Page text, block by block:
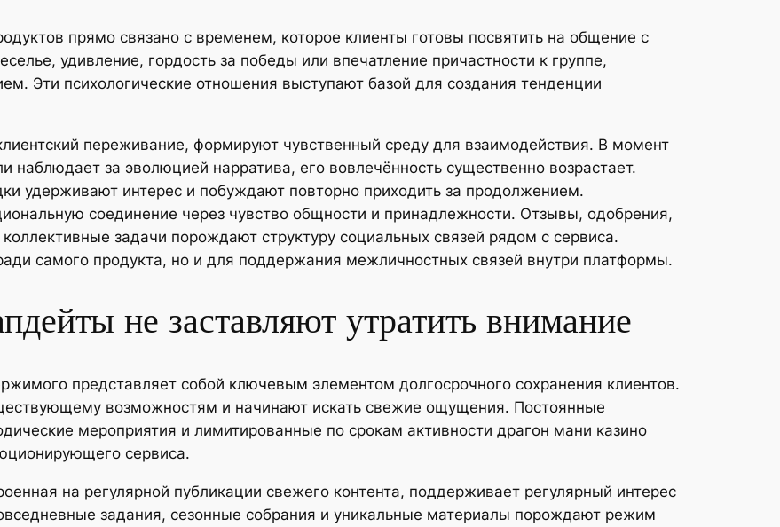
прямо связано с временем, которое клиенты готовы посвятить на общение с
удивление, гордость за победы или впечатление причастности к группе,
Эти психологические отношения выступают базой для создания тенденции
переживание, формируют чувственный среду для взаимодействия. В момент
наблюдает за эволюцией нарратива, его вовлечённость существенно возрастает.
удерживают интерес и побуждают повторно приходить за продолжением.
соединение через чувство общности и принадлежности. Отзывы, одобрения,
задачи порождают структуру социальных связей рядом с сервиса.
самого продукта, но и для поддержания межличностных связей внутри платформы.
не заставляют утратить внимание
представляет собой ключевым элементом долгосрочного сохранения клиентов.
возможностям и начинают искать свежие ощущения. Постоянные
мероприятия и лимитированные по срокам активности драгон мани казино
сервиса.
на регулярной публикации свежего контента, поддерживает регулярный интерес
задания, сезонные собрания и уникальные материалы порождают режим